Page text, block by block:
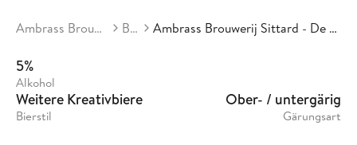
Ambrass Brouwerij Sittard Biere Ambrass Brouwerij Sittard - De Graaf Van Hompesch
5%
Alkohol
Weitere Kreativbiere
Bierstil
Ober- / untergärig
Gärungsart